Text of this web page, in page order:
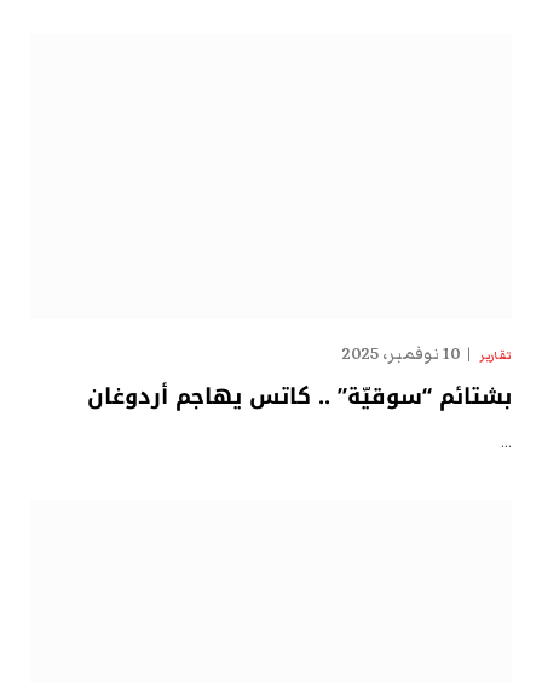
تقارير 10 نوفمبر، 2025
بشتائم “سوقيّة” .. كاتس يهاجم أردوغان
…